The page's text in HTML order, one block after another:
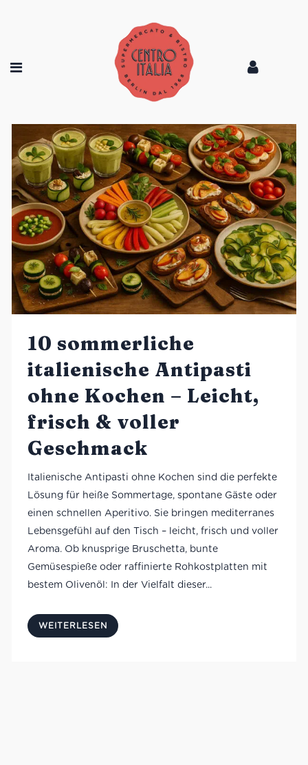
10 sommerliche
italienische Antipasti
ohne Kochen – Leicht,
frisch & voller
Geschmack
Italienische Antipasti ohne Kochen sind die perfekte
Lösung für heiße Sommertage, spontane Gäste oder
einen schnellen Aperitivo. Sie bringen mediterranes
Lebensgefühl auf den Tisch – leicht, frisch und voller
Aroma. Ob knusprige Bruschetta, bunte
Gemüsespieße oder raffinierte Rohkostplatten mit
bestem Olivenöl: In der Vielfalt dieser...
WEITERLESEN